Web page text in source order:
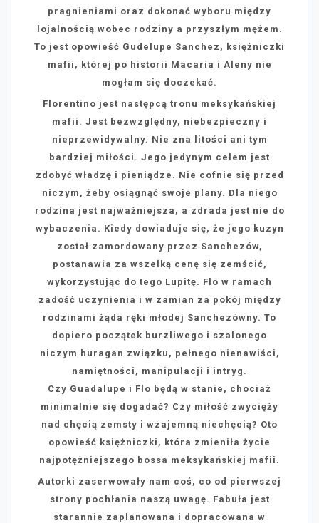
pragnieniami oraz dokonać wyboru między
lojalnością wobec rodziny a przyszłym mężem.
To jest opowieść Gudelupe Sanchez, księżniczki
mafii, której po historii Macaria i Aleny nie
mogłam się doczekać.
Florentino jest następcą tronu meksykańskiej
mafii. Jest bezwzględny, niebezpieczny i
nieprzewidywalny. Nie zna litości ani tym
bardziej miłości. Jego jedynym celem jest
zdobyć władzę i pieniądze. Nie cofnie się przed
niczym, żeby osiągnąć swoje plany. Dla niego
rodzina jest najważniejsza, a zdrada jest nie do
wybaczenia. Kiedy dowiaduje się, że jego kuzyn
został zamordowany przez Sanchezów,
postanawia za wszelką cenę się zemścić,
wykorzystując do tego Lupitę. Flo w ramach
zadość uczynienia i w zamian za pokój między
rodzinami żąda ręki młodej Sanchezówny. To
dopiero początek burzliwego i szalonego
niczym huragan związku, pełnego nienawiści,
namiętności, manipulacji i intryg.
Czy Guadalupe i Flo będą w stanie, chociaż
minimalnie się dogadać? Czy miłość zwycięży
nad chęcią zemsty i wzajemną niechęcią? Oto
opowieść księżniczki, która zmieniła życie
najpotężniejszego bossa meksykańskiej mafii.
Autorki zaserwowały nam coś, co od pierwszej
strony pochłania naszą uwagę. Fabuła jest
starannie zaplanowana i dopracowana w